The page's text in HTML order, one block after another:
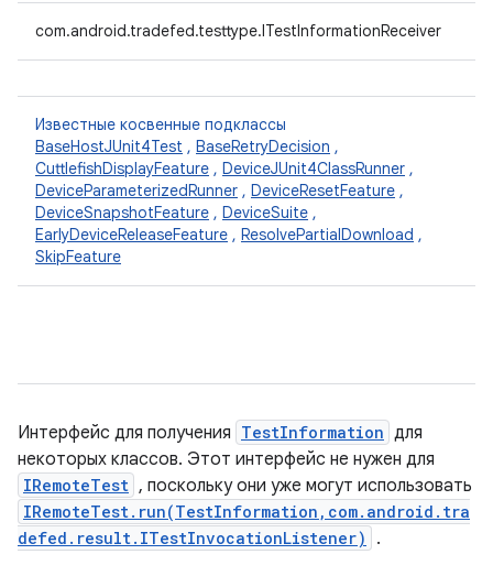
com.android.tradefed.testtype.ITestInformationReceiver
Известные косвенные подклассы
BaseHostJUnit4Test , BaseRetryDecision ,
CuttlefishDisplayFeature , DeviceJUnit4ClassRunner ,
DeviceParameterizedRunner , DeviceResetFeature ,
DeviceSnapshotFeature , DeviceSuite ,
EarlyDeviceReleaseFeature , ResolvePartialDownload ,
SkipFeature
Интерфейс для получения TestInformation для
некоторых классов. Этот интерфейс не нужен для
IRemoteTest , поскольку они уже могут использовать
IRemoteTest.run(TestInformation,com.android.tra
defed.result.ITestInvocationListener)
.